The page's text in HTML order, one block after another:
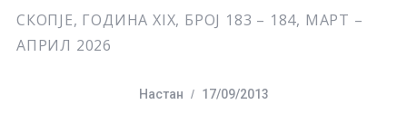
СКОПЈЕ, ГОДИНА XIX, БРОЈ 183 – 184, МАРТ –
АПРИЛ 2026
Настан 17/09/2013